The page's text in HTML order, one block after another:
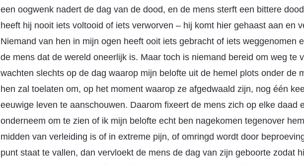
een oogwenk nadert de dag van de dood, en de mens sterft een bittere
heeft hij nooit iets voltooid of iets verworven – hij komt hier gehaast aan en
Niemand van hen in mijn ogen heeft ooit iets gebracht of iets weggenomen
de mens dat de wereld oneerlijk is. Maar toch is niemand bereid om weg te
wachten slechts op de dag waarop mijn belofte uit de hemel plots onder de
hen zal toelaten om, op het moment waarop ze afgedwaald zijn, nog één
eeuwige leven te aanschouwen. Daarom fixeert de mens zich op elke daad
onderneem om te zien of ik mijn belofte echt ben nagekomen tegenover
midden van verleiding is of in extreme pijn, of omringd wordt door
punt staat te vallen, dan vervloekt de mens de dag van zijn geboorte zodat